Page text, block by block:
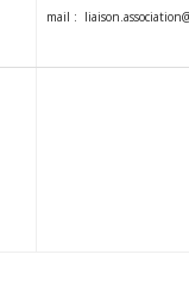
mail :